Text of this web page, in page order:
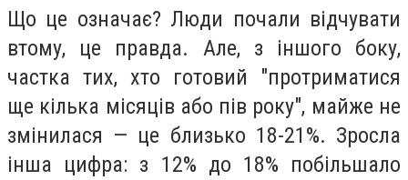
Що це означає? Люди почали відчувати
втому, це правда. Але, з іншого боку,
частка тих, хто готовий "протриматися
ще кілька місяців або пів року", майже не
змінилася — це близько 18-21%. Зросла
інша цифра: з 12% до 18% побільшало